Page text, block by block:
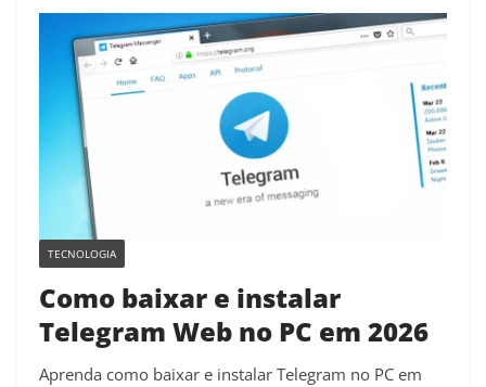
TECNOLOGIA
Como baixar e instalar
Telegram Web no PC em 2026
Aprenda como baixar e instalar Telegram no PC em